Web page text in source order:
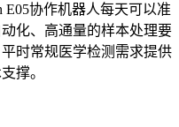
协作机器人每天可以准
化、高通量的样本处理要
时常规医学检测需求提供
撑。